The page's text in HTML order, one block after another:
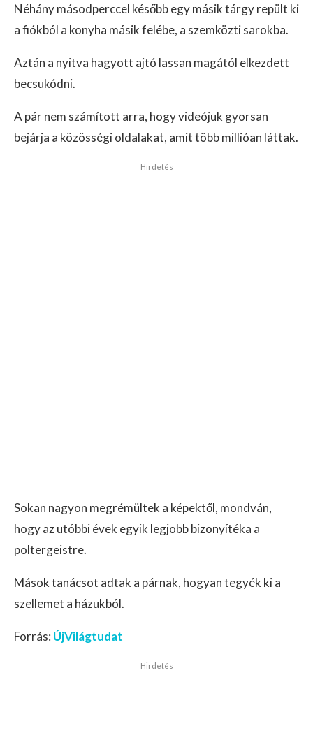
Néhány másodperccel később egy másik tárgy repült ki
a fiókból a konyha másik felébe, a szemközti sarokba.
Aztán a nyitva hagyott ajtó lassan magától elkezdett
becsukódni.
A pár nem számított arra, hogy videójuk gyorsan
bejárja a közösségi oldalakat, amit több millióan láttak.
Hirdetés
Sokan nagyon megrémültek a képektől, mondván,
hogy az utóbbi évek egyik legjobb bizonyítéka a
poltergeistre.
Mások tanácsot adtak a párnak, hogyan tegyék ki a
szellemet a házukból.
Forrás: ÚjVilágtudat
Hirdetés